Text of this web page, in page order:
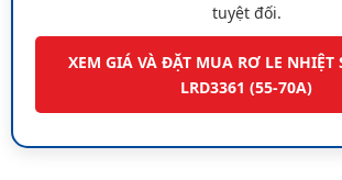
tuyệt đối.
XEM GIÁ VÀ ĐẶT MUA RƠ LE NHIỆT
LRD3361 (55-70A)